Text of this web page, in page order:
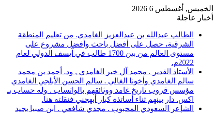
الخميس, أغسطس 6 2026
أخبار عاجلة
الطالب عبدالله بن عبدالعزيز الغامدي. من تعليم المنطقة
الشرقية، حصل على أفضل باحث وأفضل مشروع على
مستوى العالم من بين 1700 طالب في آيسف الدولي لعام
2022م.
الأستاذ القدير . محمد آل خير الغامدي , ود. أحمد بن محمد
سالم الغامدي وأخونا الغالي . سالم الحسن الأبلجي الغامدي
مؤسس قروب تاريخ غامد ووثائقهم بالواتساب . وله حساب بـ
اكس. دار بينهم ثناء أساتذة كبار أبهجني فنقلته هنا.
الشاعر السعودي المحبوب . مجدي شافعي . ابن صبيا يجيد